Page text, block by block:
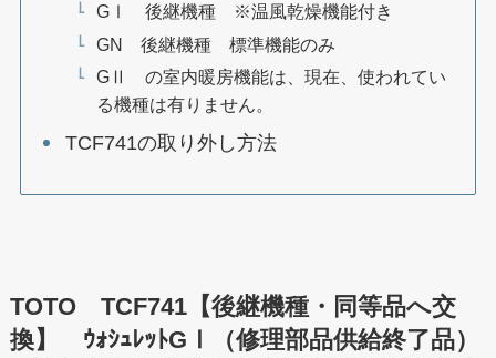
GⅠ 後継機種 ※温風乾燥機能付き
GN 後継機種 標準機能のみ
GⅡ の室内暖房機能は、現在、使われてい
る機種は有りません。
TCF741の取り外し方法
TOTO TCF741【後継機種・同等品へ交
換】 ｳｫｼｭﾚｯﾄGⅠ（修理部品供給終了品）